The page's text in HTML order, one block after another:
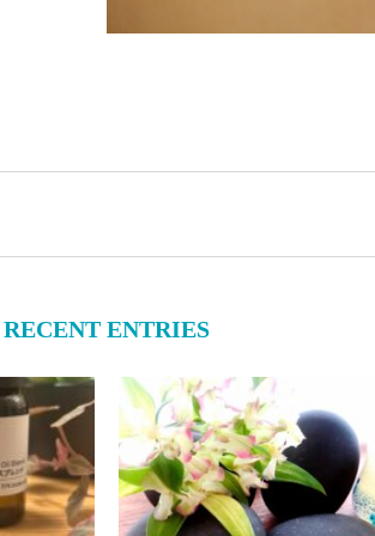
RECENT ENTRIES